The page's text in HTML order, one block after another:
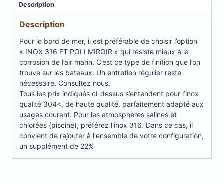
"INOX
316
ET
POLI
Description
Description
Pour le bord de mer, il est préférable de choisir l’option
« INOX 316 ET POLI MIROIR » qui résiste mieux à la
corrosion de l’air marin. C’est ce type de finition que l’on
trouve sur les bateaux. Un entretien régulier reste
nécessaire. Consultez nous.
Tous les prix indiqués ci-dessus s’entendent pour l’inox
qualité 304<, de haute qualité, parfaitement adapté aux
usages courant. Pour les atmosphères salines et
chlorées (piscine), préférez l'inox 316. Dans ce cas, il
convient de rajouter à l'ensemble de votre configuration,
un supplément de 22%